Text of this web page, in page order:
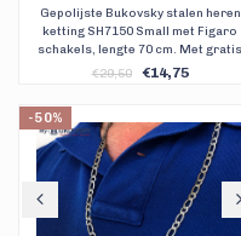
Breedte: 0,5 cm - Dikte: 0,1 cm
Gepolijste Bukovsky stalen heren
ketting SH7150 Small met Figaro
schakels, lengte 70 cm. Met gratis
bewaar/geschenkverpakking en
€29,50 €14,75
-50%